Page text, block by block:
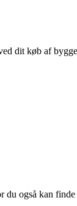
dit køb af
også kan